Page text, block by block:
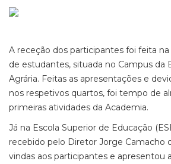
A receção dos participantes foi feita
de estudantes, situada no Campus da
Agrária. Feitas as apresentações e
nos respetivos quartos, foi tempo de
primeiras atividades da Academia.
Já na Escola Superior de Educação
recebido pelo Diretor Jorge Camacho
vindas aos participantes e apresentou